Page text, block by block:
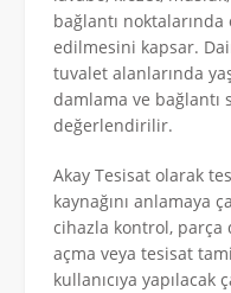
bağlantı
edilmesini kapsar.
tuvalet alanlarında
damlama ve bağlantı
değerlendirilir.
Akay Tesisat olarak
kaynağını anlamaya
cihazla kontrol, parça
açma veya tesisat
kullanıcıya yapılacak